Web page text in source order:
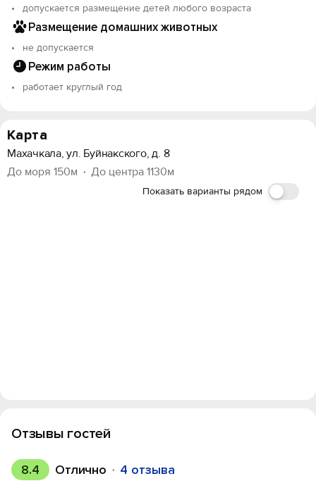
допускается размещение детей любого возраста
Размещение домашних животных
не допускается
Режим работы
работает круглый год
Карта
Махачкала, ул. Буйнакского, д. 8
До моря 150м
До центра 1130м
Показать варианты рядом
Отзывы гостей
8.4 Отлично 4 отзыва